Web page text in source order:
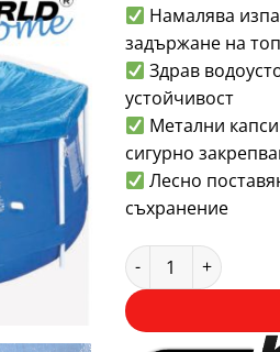
Намалява
задържане на
Здрав
устойчивост
Метални
сигурно
Лесно
съхранение
количество за